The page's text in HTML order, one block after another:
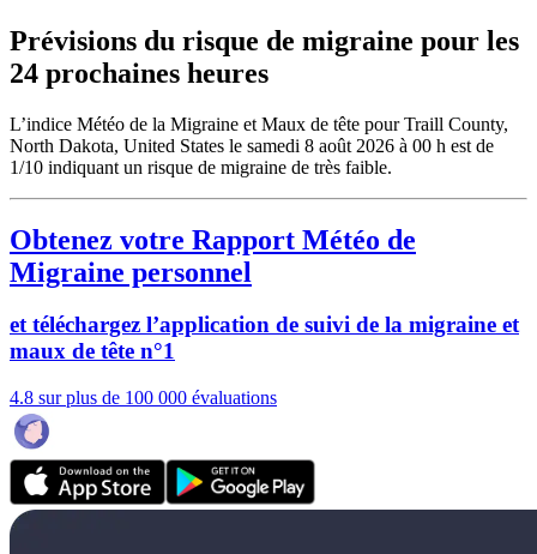
Prévisions du risque de migraine pour les
24 prochaines heures
L’indice Météo de la Migraine et Maux de tête pour Traill County,
North Dakota, United States le samedi 8 août 2026 à 00 h est de
1/10 indiquant un risque de migraine de très faible.
Obtenez votre Rapport Météo de
Migraine personnel
et téléchargez l’application de suivi de la migraine et
maux de tête n°1
4.8 sur plus de 100 000 évaluations